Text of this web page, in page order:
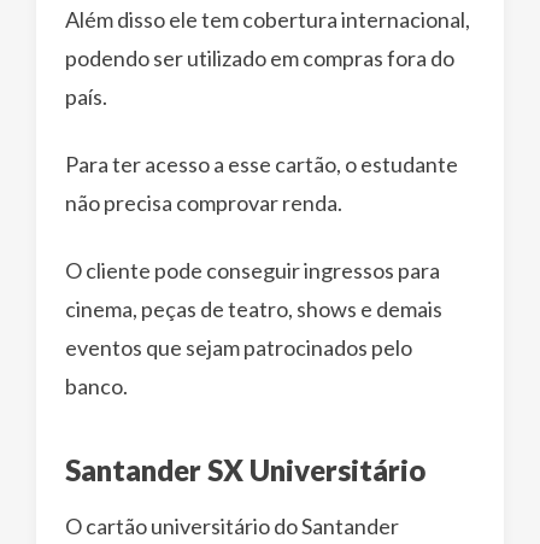
Além disso ele tem cobertura internacional,
podendo ser utilizado em compras fora do
país.
Para ter acesso a esse cartão, o estudante
não precisa comprovar renda.
O cliente pode conseguir ingressos para
cinema, peças de teatro, shows e demais
eventos que sejam patrocinados pelo
banco.
Santander SX Universitário
O cartão universitário do Santander